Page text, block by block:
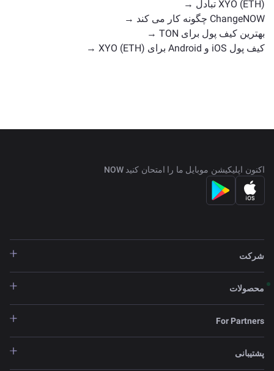
XYO (ETH) تبادل →
ChangeNOW چگونه کار می کند →
بهترین کیف پول برای TON →
کیف پول iOS و Android برای XYO (ETH) →
اکنون اپلیکیشن موبایل ما را امتحان کنید NOW
شرکت
محصولات
For Partners
پشتیبانی